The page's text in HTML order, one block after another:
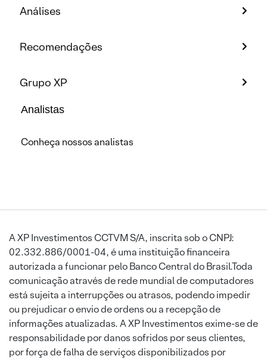
Análises
Recomendações
Grupo XP
Analistas
Conheça nossos analistas
A XP Investimentos CCTVM S/A, inscrita sob o CNPJ:
02.332.886/0001-04, é uma instituição financeira
autorizada a funcionar pelo Banco Central do Brasil.Toda
comunicação através de rede mundial de computadores
está sujeita a interrupções ou atrasos, podendo impedir
ou prejudicar o envio de ordens ou a recepção de
informações atualizadas. A XP Investimentos exime-se de
responsabilidade por danos sofridos por seus clientes,
por força de falha de serviços disponibilizados por